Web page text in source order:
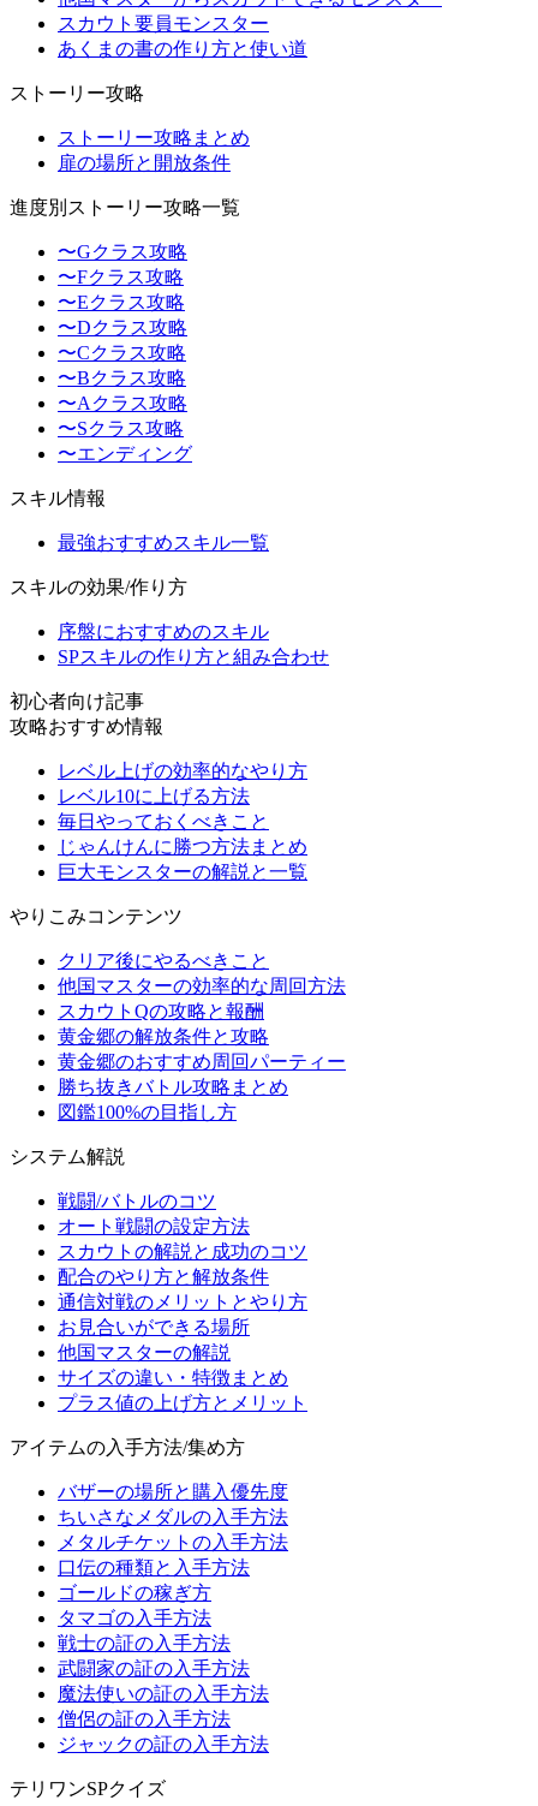
スカウト要員モンスター
あくまの書の作り方と使い道
ストーリー攻略
ストーリー攻略まとめ
扉の場所と開放条件
進度別ストーリー攻略一覧
〜Gクラス攻略
〜Fクラス攻略
〜Eクラス攻略
〜Dクラス攻略
〜Cクラス攻略
〜Bクラス攻略
〜Aクラス攻略
〜Sクラス攻略
〜エンディング
スキル情報
最強おすすめスキル一覧
スキルの効果/作り方
序盤におすすめのスキル
SPスキルの作り方と組み合わせ
初心者向け記事
攻略おすすめ情報
レベル上げの効率的なやり方
レベル10に上げる方法
毎日やっておくべきこと
じゃんけんに勝つ方法まとめ
巨大モンスターの解説と一覧
やりこみコンテンツ
クリア後にやるべきこと
他国マスターの効率的な周回方法
スカウトQの攻略と報酬
黄金郷の解放条件と攻略
黄金郷のおすすめ周回パーティー
勝ち抜きバトル攻略まとめ
図鑑100%の目指し方
システム解説
戦闘/バトルのコツ
オート戦闘の設定方法
スカウトの解説と成功のコツ
配合のやり方と解放条件
通信対戦のメリットとやり方
お見合いができる場所
他国マスターの解説
サイズの違い・特徴まとめ
プラス値の上げ方とメリット
アイテムの入手方法/集め方
バザーの場所と購入優先度
ちいさなメダルの入手方法
メタルチケットの入手方法
口伝の種類と入手方法
ゴールドの稼ぎ方
タマゴの入手方法
戦士の証の入手方法
武闘家の証の入手方法
魔法使いの証の入手方法
僧侶の証の入手方法
ジャックの証の入手方法
テリワンSPクイズ